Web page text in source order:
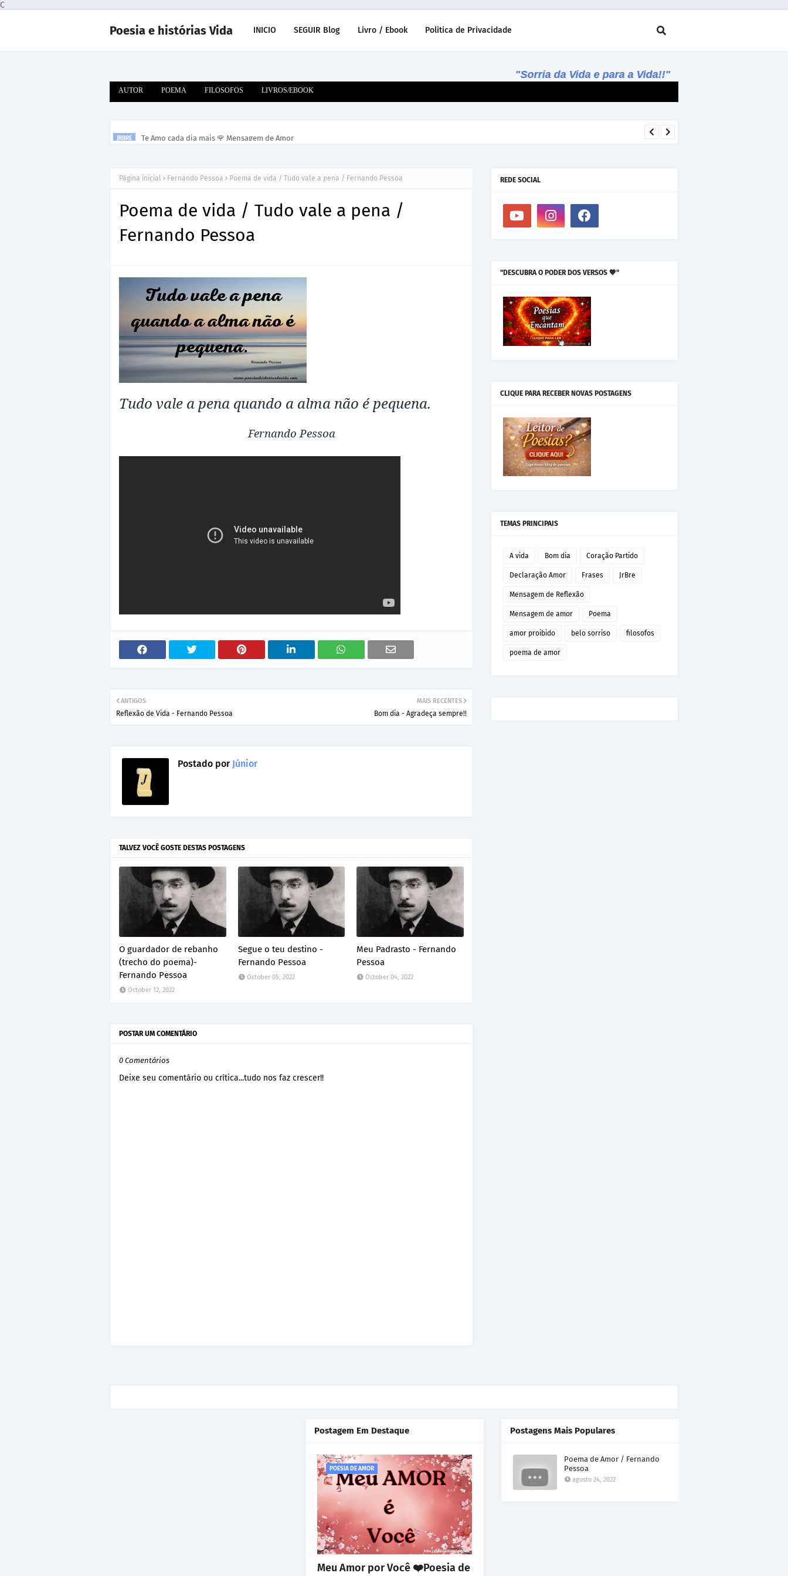
C
Poesia e histórias Vida INICIO SEGUIR Blog Livro / Ebook Politica de Privacidade
"Sorria da Vida e para a Vida!!"
AUTOR POEMA FILOSOFOS LIVROS/EBOOK
JRBRE
Página inicial Fernando Pessoa Poema de vida / Tudo vale a pena / Fernando Pessoa
Poema de vida / Tudo vale a pena /
Fernando Pessoa
Tudo vale a pena quando a alma não é pequena.
Fernando Pessoa
MAIS RECENTES
Bom dia - Agradeça sempre!!
ANTIGOS
Reflexão de Vida - Fernando Pessoa
Postado porJúnior
TALVEZ VOCÊ GOSTE DESTAS POSTAGENS
O guardador de rebanho
(trecho do poema)-
Fernando Pessoa
October 12, 2022
Segue o teu destino -
Fernando Pessoa
October 05, 2022
Meu Padrasto - Fernando
Pessoa
October 04, 2022
POSTAR UM COMENTÁRIO
0 Comentários
Deixe seu comentário ou crítica...tudo nos faz crescer!!
REDE SOCIAL
"DESCUBRA O PODER DOS VERSOS 💖"
CLIQUE PARA RECEBER NOVAS POSTAGENS
TEMAS PRINCIPAIS
A vida Bom dia Coração Partido
Declaração Amor Frases JrBre
Mensagem de Reflexão
Mensagem de amor Poema
amor proibido belo sorriso filosofos
poema de amor
Postagem Em Destaque
POESIA DE AMOR
Meu Amor por Você ❤️Poesia de
Postagens Mais Populares
Poema de Amor / Fernando
Pessoa
agosto 24, 2022